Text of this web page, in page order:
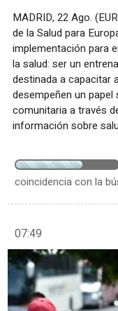
MADRID, 22 Ago.
de la Salud para
implementación para
la salud: ser un
destinada a capacitar
desempeñen un
comunitaria a través
información sobre
coincidencia con la
07:49